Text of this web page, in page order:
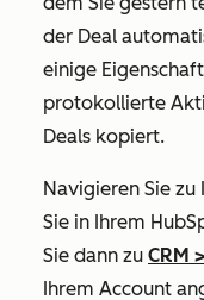
der Deal
einige
protokollierte
Deals kopiert.
Navigieren Sie zu
Sie in Ihrem
Sie dann zu CRM >
Ihrem Account